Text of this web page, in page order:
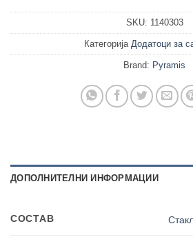
SKU: 1140303
Категорија Додатоци за
Brand: Pyramis
ДОПОЛНИТЕЛНИ ИНФОРМАЦИИ
СОСТАВ